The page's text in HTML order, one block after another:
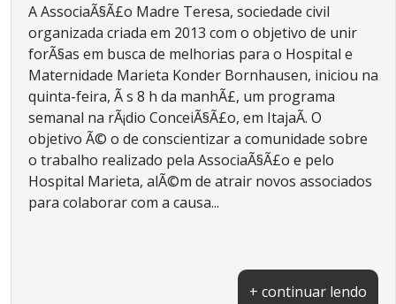
A AssociaÃ§Ã£o Madre Teresa, sociedade civil
organizada criada em 2013 com o objetivo de unir
forÃ§as em busca de melhorias para o Hospital e
Maternidade Marieta Konder Bornhausen, iniciou na
quinta-feira, Ã s 8 h da manhÃ£, um programa
semanal na rÃ¡dio ConceiÃ§Ã£o, em ItajaÃ­. O
objetivo Ã© o de conscientizar a comunidade sobre
o trabalho realizado pela AssociaÃ§Ã£o e pelo
Hospital Marieta, alÃ©m de atrair novos associados
para colaborar com a causa...
+ continuar lendo